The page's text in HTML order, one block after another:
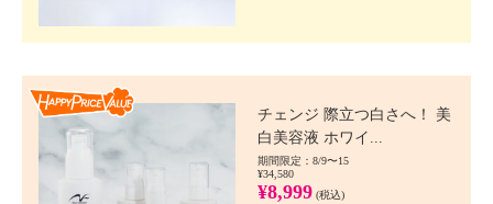
チェンジ 際立つ白さへ！ 美
白美容液 ホワイ...
期間限定：8/9〜15
¥34,580
¥8,999 (税込)